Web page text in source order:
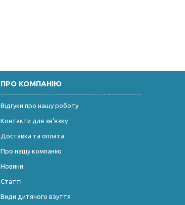
ПРО КОМПАНІЮ
Відгуки про нашу роботу
Контакти для зв’язку
Доставка та оплата
Про нашу компанію
Новини
Статті
Види дитячого взуття